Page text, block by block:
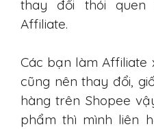
thay đổi thói
Affiliate.
Các bạn làm Affiliate
cũng nên thay đổi,
hàng trên Shopee
phẩm thì mình liên